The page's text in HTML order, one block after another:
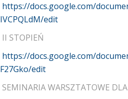
https://docs.google.com/
IVCPQLdM/edit
II STOPIEŃ
https://docs.google.com/
F27Gko/edit
SEMINARIA WARSZTATOWE